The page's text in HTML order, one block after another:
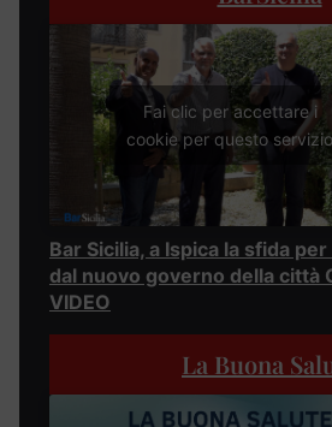
Fai clic per accettare i
cookie per questo servizio
Bar Sicilia, a Ispica la sfida
dal nuovo governo della città
VIDEO
La Buona